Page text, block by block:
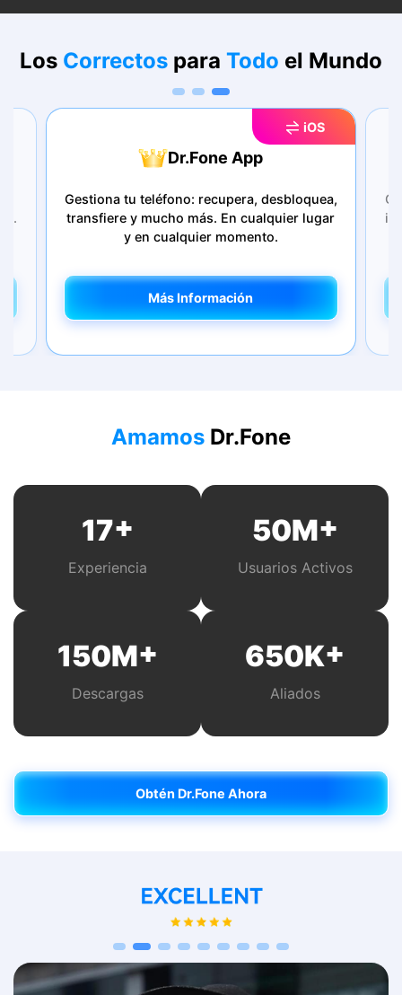
Los Correctos para Todo el Mundo
iOS
Dr.Fone App
Gestiona tu teléfono: recupera, desbloquea,
transfiere y mucho más.󠀲󠀣󠀣󠀣󠀳 En cualquier lugar
y en cualquier momento.󠀲󠀣󠀣󠀤󠀳󠀰
Más Información
Más Información
Amamos Dr.Fone
17+
Experiencia
50M+
Usuarios Activos
150M+
Descargas
650K+
Aliados
Obtén Dr.Fone Ahora
Obtén Dr.Fone Ahora